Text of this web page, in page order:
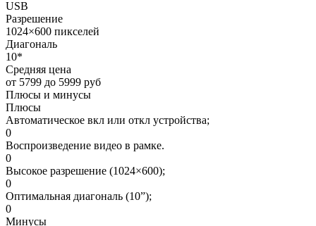
USB
Разрешение
1024×600 пикселей
Диагональ
10*
Средняя цена
от 5799 до 5999 руб
Плюсы и минусы
Плюсы
Автоматическое вкл или откл устройства;
0
Воспроизведение видео в рамке.
0
Высокое разрешение (1024×600);
0
Оптимальная диагональ (10”);
0
Минусы